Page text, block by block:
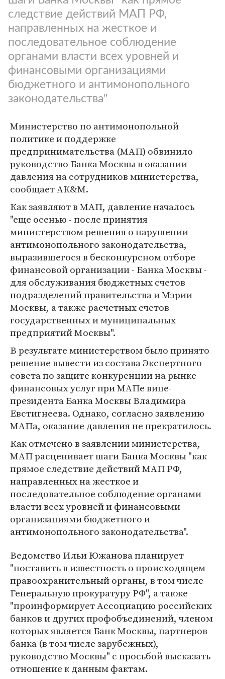
следствие действий МАП РФ,
направленных на жесткое и
последовательное соблюдение
органами власти всех уровней и
финансовыми организациями
бюджетного и антимонопольного
законодательства"
Министерство по антимонопольной
политике и поддержке
предпринимательства (МАП) обвинило
руководство Банка Москвы в оказании
давления на сотрудников министерства,
сообщает АК&М.
Как заявляют в МАП, давление началось
"еще осенью - после принятия
министерством решения о нарушении
антимонопольного законодательства,
выразившегося в бесконкурсном отборе
финансовой организации - Банка Москвы -
для обслуживания бюджетных счетов
подразделений правительства и Мэрии
Москвы, а также расчетных счетов
государственных и муниципальных
предприятий Москвы".
В результате министерством было принято
решение вывести из состава Экспертного
совета по защите конкуренции на рынке
финансовых услуг при МАПе вице-
президента Банка Москвы Владимира
Евстигнеева. Однако, согласно заявлению
МАПа, оказание давления не прекратилось.
Как отмечено в заявлении министерства,
МАП расценивает шаги Банка Москвы "как
прямое следствие действий МАП РФ,
направленных на жесткое и
последовательное соблюдение органами
власти всех уровней и финансовыми
организациями бюджетного и
антимонопольного законодательства".
Ведомство Ильи Южанова планирует
"поставить в известность о происходящем
правоохранительный органы, в том числе
Генеральную прокуратуру РФ", а также
"проинформирует Ассоциацию российских
банков и других профобъединений, членом
которых является Банк Москвы, партнеров
банка (в том числе зарубежных),
руководство Москвы" с просьбой высказать
отношение к данным фактам.